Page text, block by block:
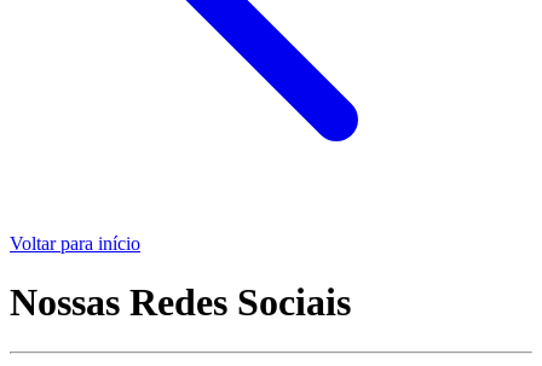
Voltar para início
Nossas Redes Sociais